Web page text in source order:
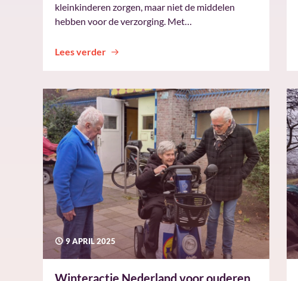
kleinkinderen zorgen, maar niet de middelen
hebben voor de verzorging. Met…
Lees verder
9 APRIL 2025
Winteractie Nederland voor ouderen